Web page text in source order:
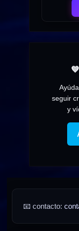
seguir
y
📧 contacto: